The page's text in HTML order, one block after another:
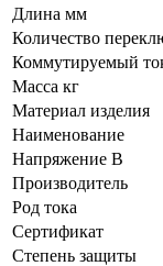
Длина мм
Количество
Коммутируемый
Масса кг
Материал изделия
Наименование
Напряжение В
Производитель
Род тока
Сертификат
Степень защиты